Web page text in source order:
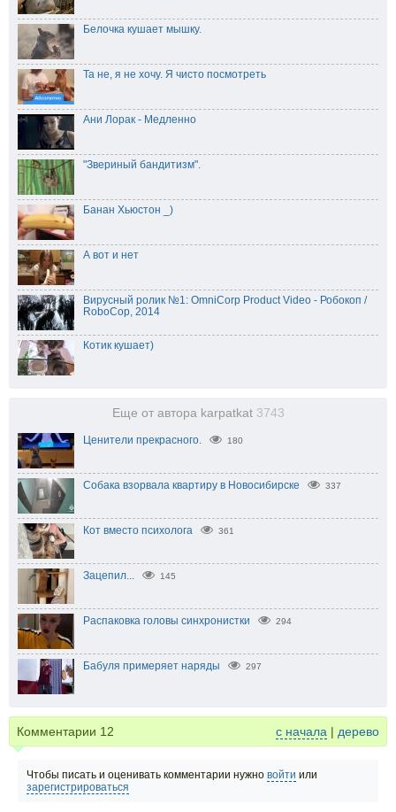
Белочка кушает мышку.
Та не, я не хочу. Я чисто посмотреть
Ани Лорак - Медленно
"Звериный бандитизм".
Банан Хьюстон _)
А вот и нет
Вирусный ролик №1: OmniCorp Product Video - Робокоп /
RoboCop, 2014
Котик кушает)
Еще от автора karpatkat 3743
Ценители прекрасного. 180
Собака взорвала квартиру в Новосибирске 337
Кот вместо психолога 361
Зацепил... 145
Распаковка головы синхронистки 294
Бабуля примеряет наряды 297
Комментарии 12 с начала | дерево
Чтобы писать и оценивать комментарии нужно войти или
зарегистрироваться